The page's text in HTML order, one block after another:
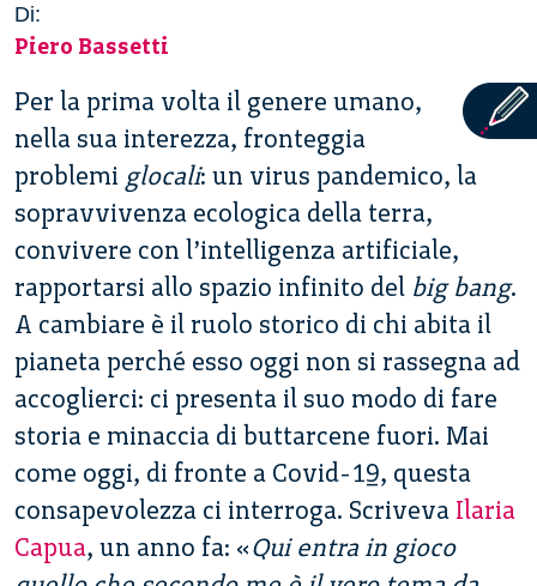
Di:
Piero Bassetti
Per la prima volta il genere umano,
nella sua interezza, fronteggia
problemi glocali: un virus pandemico, la
sopravvivenza ecologica della terra,
convivere con l’intelligenza artificiale,
rapportarsi allo spazio infinito del big bang.
A cambiare è il ruolo storico di chi abita il
pianeta perché esso oggi non si rassegna ad
accoglierci: ci presenta il suo modo di fare
storia e minaccia di buttarcene fuori. Mai
come oggi, di fronte a Covid-19, questa
consapevolezza ci interroga. Scriveva Ilaria
Capua, un anno fa: «Qui entra in gioco